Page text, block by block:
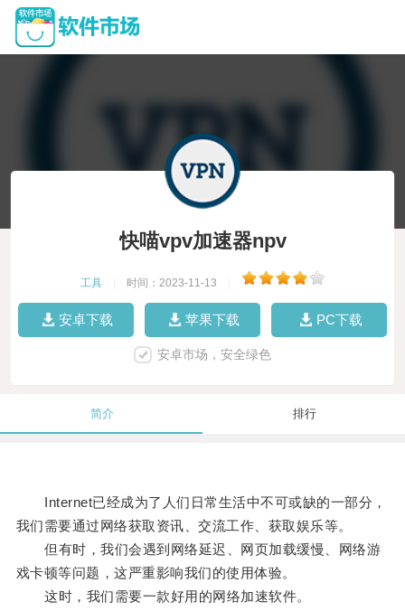
快喵vpv加速器npv
工具 时间：2023-11-13
安卓下载 苹果下载 PC下载
安卓市场，安全绿色
简介 排行
Internet已经成为了人们日常生活中不可或缺的一部分，
我们需要通过网络获取资讯、交流工作、获取娱乐等。
但有时，我们会遇到网络延迟、网页加载缓慢、网络游
戏卡顿等问题，这严重影响我们的使用体验。
这时，我们需要一款好用的网络加速软件。